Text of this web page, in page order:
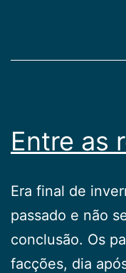
Entre as
Era final de
passado e não
conclusão. Os
facções, dia